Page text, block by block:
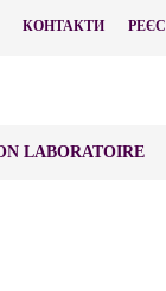
КОНТАКТИ
LABORATOIRE